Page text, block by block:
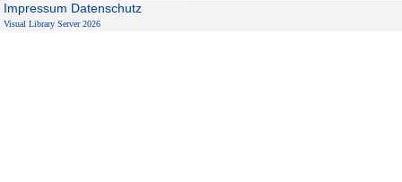
Impressum Datenschutz
Visual Library Server 2026